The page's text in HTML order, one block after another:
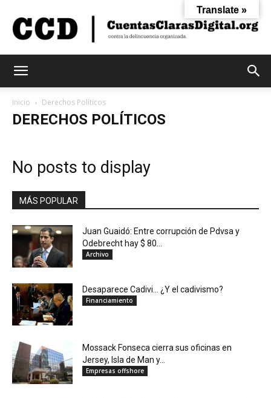
Inicio Derechos Políticos
DERECHOS POLÍTICOS
No posts to display
MÁS POPULAR
Juan Guaidó: Entre corrupción de Pdvsa y
Odebrecht hay $ 80...
Archivo
Desaparece Cadivi… ¿Y el cadivismo?
Financiamiento
Mossack Fonseca cierra sus oficinas en
Jersey, Isla de Man y...
Empresas offshore
Translate »